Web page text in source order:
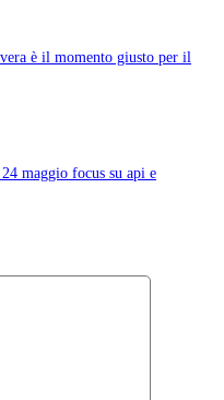
è il momento giusto per il
maggio focus su api e